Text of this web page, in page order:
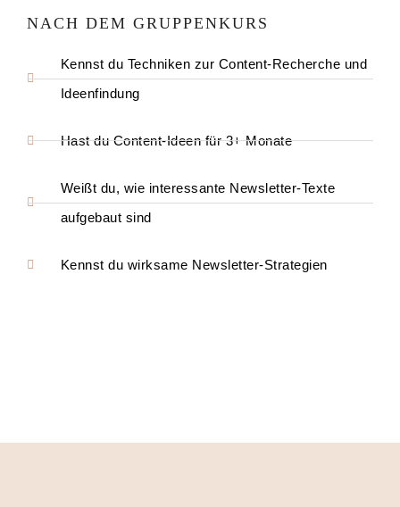
NACH DEM GRUPPENKURS
Kennst du Techniken zur Content-Recherche und
Ideenfindung
Hast du Content-Ideen für 3+ Monate
Weißt du, wie interessante Newsletter-Texte
aufgebaut sind
Kennst du wirksame Newsletter-Strategien